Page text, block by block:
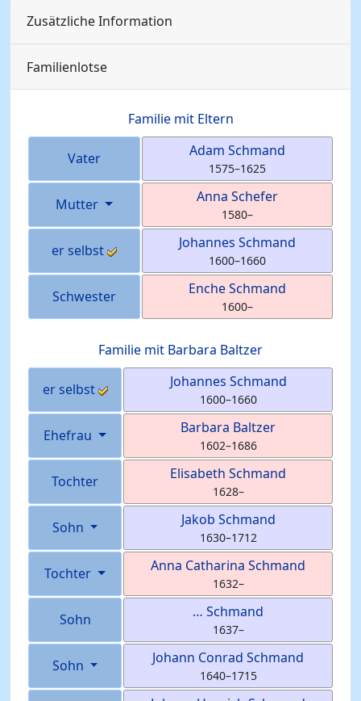
Zusätzliche Information
Familienlotse
Familie mit Eltern
Vater Adam Schmand
1575–1625
Mutter Anna Schefer
1580–
er selbst Johannes Schmand
1600–1660
Schwester EncheSchmand
1600–
Familie mit Barbara Baltzer
er selbst Johannes Schmand
1600–1660
Ehefrau Barbara Baltzer
1602–1686
Tochter Elisabeth Schmand
1628–
Sohn Jakob Schmand
1630–1712
Tochter Anna Catharina Schmand
1632–
Sohn … Schmand
1637–
Sohn Johann Conrad Schmand
1640–1715